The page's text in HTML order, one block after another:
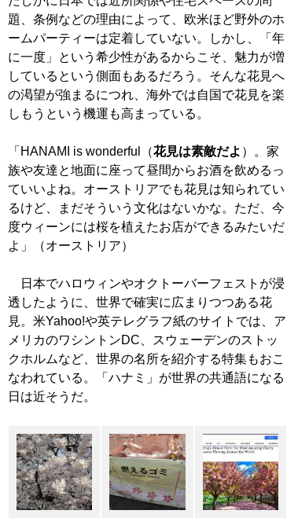
題、条例などの理由によって、欧米ほど野外のホ
ームパーティーは定着していない。しかし、「年
に一度」という希少性があるからこそ、魅力が増
しているという側面もあるだろう。そんな花見へ
の渇望が強まるにつれ、海外では自国で花見を楽
しもうという機運も高まっている。
「HANAMI is wonderful（花見は素敵だよ ）。家
族や友達と地面に座って昼間からお酒を飲めるっ
ていいよね。オーストリアでも花見は知られてい
るけど、まだそういう文化はないかな。ただ、今
度ウィーンには桜を植えたお店ができるみたいだ
よ」（オーストリア）
日本でハロウィンやオクトーバーフェストが浸
透したように、世界で確実に広まりつつある花
見。米Yahoo!や英テレグラフ紙のサイトでは、ア
メリカのワシントンDC、スウェーデンのストッ
クホルムなど、世界の名所を紹介する特集もおこ
なわれている。「ハナミ」が世界の共通語になる
日は近そうだ。